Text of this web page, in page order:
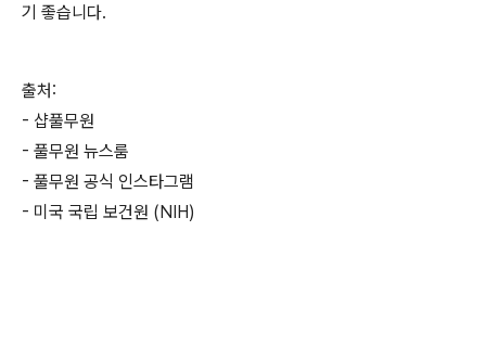
기 좋습니다.
출처:
- 샵풀무원
- 풀무원 뉴스룸
- 풀무원 공식 인스타그램
- 미국 국립 보건원 (NIH)